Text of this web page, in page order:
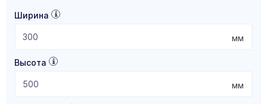
Ширина
мм
Высота
мм